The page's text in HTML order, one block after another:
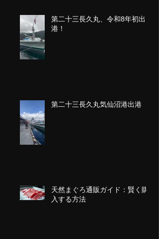
第二十三長久丸、令和8年初出
港！
第二十三長久丸気仙沼港出港
天然まぐろ通販ガイド：賢く購
入する方法